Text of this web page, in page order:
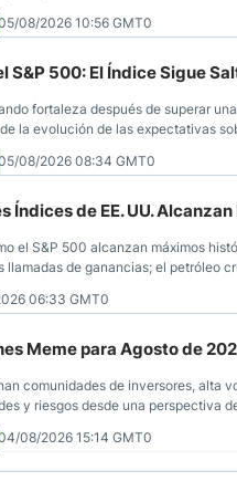
08/2026 10:56 GMT0
S&P 500: El Índice Sigue
fortaleza después de superar
la evolución de las expectativas
08/2026 08:34 GMT0
Índices de EE. UU.
el S&P 500 alcanzan máximos
llamadas de ganancias; el petróleo
estabilizarse frente al yen;
06:33 GMT0
Meme para Agosto de
comunidades de inversores, alta
y riesgos desde una perspectiva
08/2026 15:14 GMT0